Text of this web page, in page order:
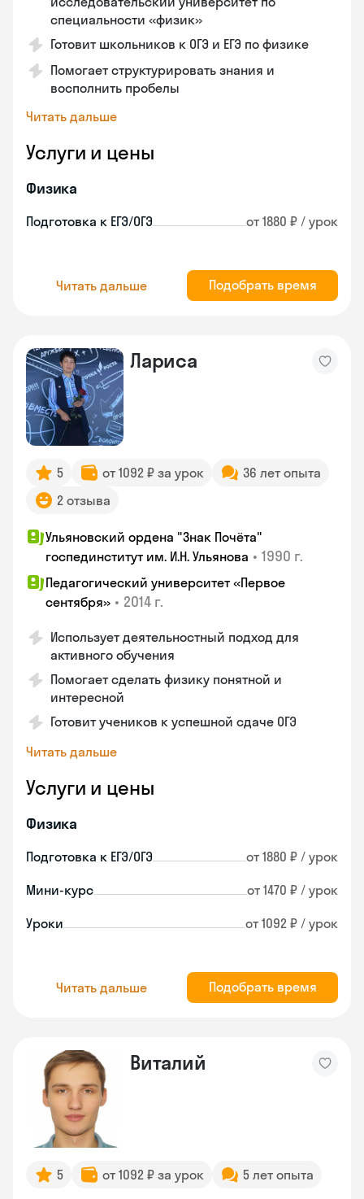
специальности «физик»
Готовит школьников к ОГЭ и ЕГЭ по физике
Помогает структурировать знания и
восполнить пробелы
Читать дальше
Услуги и цены
Физика
Подготовка к ЕГЭ/ОГЭ от 1880 ₽ / урок
Читать дальше Подобрать время
Лариса
5 от 1092 ₽ за урок
36 лет опыта
2 отзыва
Ульяновский ордена "Знак Почёта"
госпединститут им. И.Н. Ульянова • 1990 г.
Педагогический университет «Первое
сентября» • 2014 г.
Использует деятельностный подход для
активного обучения
Помогает сделать физику понятной и
интересной
Готовит учеников к успешной сдаче ОГЭ
Читать дальше
Услуги и цены
Физика
Подготовка к ЕГЭ/ОГЭ от 1880 ₽ / урок
Мини-курс от 1470 ₽ / урок
Уроки от 1092 ₽ / урок
Читать дальше Подобрать время
Виталий
5 от 1092 ₽ за урок 5 лет опыта